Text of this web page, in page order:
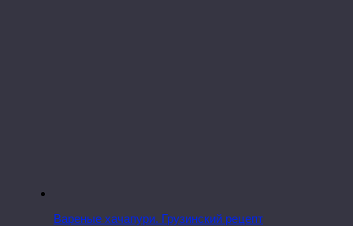
Вареные хачапури. Грузинский рецепт